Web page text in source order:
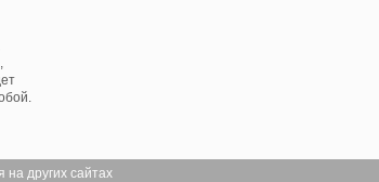
других сайтах